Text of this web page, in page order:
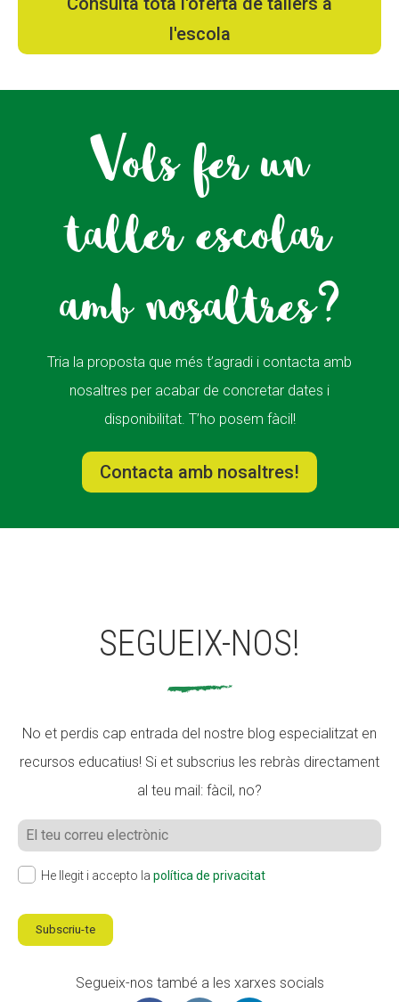
l'escola
Vols fer un
taller escolar
amb nosaltres?
Tria la proposta que més t’agradi i contacta amb
nosaltres per acabar de concretar dates i
disponibilitat. T’ho posem fàcil!
Contacta amb nosaltres!
SEGUEIX-NOS!
No et perdis cap entrada del nostre blog especialitzat en
recursos educatius! Si et subscrius les rebràs directament
al teu mail: fàcil, no?
He llegit i accepto la política de privacitat
Subscriu-te
Segueix-nos també a les xarxes socials